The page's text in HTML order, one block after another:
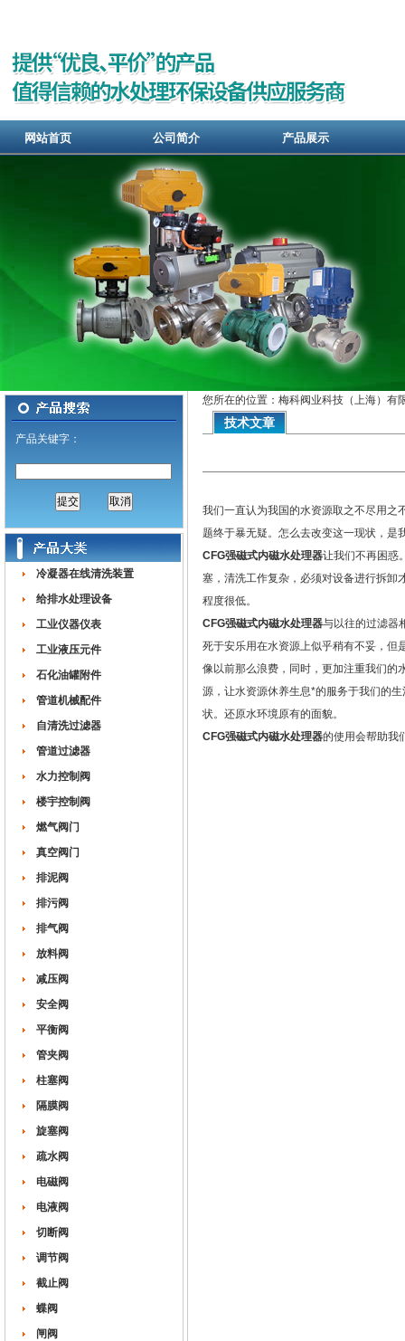
网站首页 公司简介 产品展示
产品关键字：
冷凝器在线清洗装置
给排水处理设备
工业仪器仪表
工业液压元件
石化油罐附件
管道机械配件
自清洗过滤器
管道过滤器
水力控制阀
楼宇控制阀
燃气阀门
真空阀门
排泥阀
排污阀
排气阀
放料阀
减压阀
安全阀
平衡阀
管夹阀
柱塞阀
隔膜阀
旋塞阀
疏水阀
电磁阀
电液阀
切断阀
调节阀
截止阀
蝶阀
闸阀
您所在的位置：梅科阀业科技（上海）有
技术文章
我们一直认为我国的水资源取之不尽用之
题终于暴无疑。怎么去改变这一现状，是
CFG强磁式内磁水处理器让我们不再困惑
塞，清洗工作复杂，必须对设备进行拆卸
程度很低。
CFG强磁式内磁水处理器与以往的过滤器
死于安乐用在水资源上似乎稍有不妥，但
像以前那么浪费，同时，更加注重我们的
源，让水资源休养生息*的服务于我们的
状。还原水环境原有的面貌。
CFG强磁式内磁水处理器的使用会帮助我